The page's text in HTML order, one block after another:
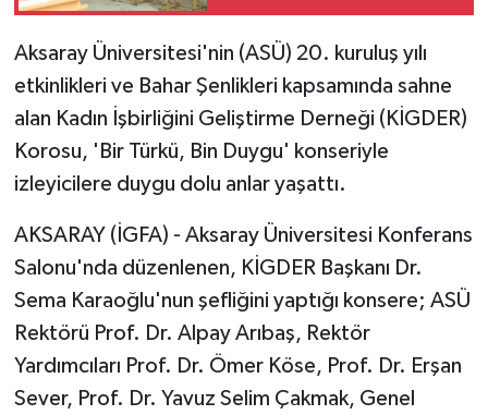
Aksaray Üniversitesi'nin (ASÜ) 20. kuruluş yılı
etkinlikleri ve Bahar Şenlikleri kapsamında sahne
alan Kadın İşbirliğini Geliştirme Derneği (KİGDER)
Korosu, 'Bir Türkü, Bin Duygu' konseriyle
izleyicilere duygu dolu anlar yaşattı.
AKSARAY (İGFA) - Aksaray Üniversitesi Konferans
Salonu'nda düzenlenen, KİGDER Başkanı Dr.
Sema Karaoğlu'nun şefliğini yaptığı konsere; ASÜ
Rektörü Prof. Dr. Alpay Arıbaş, Rektör
Yardımcıları Prof. Dr. Ömer Köse, Prof. Dr. Erşan
Sever, Prof. Dr. Yavuz Selim Çakmak, Genel